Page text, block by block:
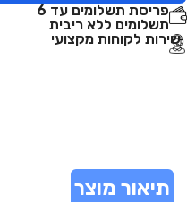
פריסת תשלומים עד 6
תשלומים ללא ריבית
שירות לקוחות מקצועי
תיאור מוצר